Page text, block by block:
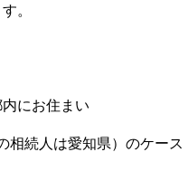
。
にお住まい
相続人は愛知県）のケース